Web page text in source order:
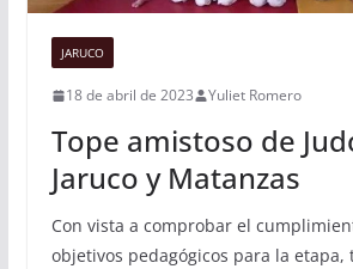
JARUCO
18 de abril de 2023 Yuliet Romero
Tope amistoso de
Jaruco y Matanzas
Con vista a comprobar el
objetivos pedagógicos para la etapa,